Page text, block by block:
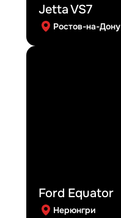
Jetta VS7
Ростов-на-Дону
Ford Equator
Нерюнгри